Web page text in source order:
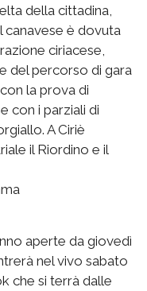
della cittadina,
canavese è dovuta
ciriacese,
del percorso di gara
la prova di
con i parziali di
A Ciriè
il Riordino e il
aperte da giovedì
nel vivo sabato
che si terrà dalle